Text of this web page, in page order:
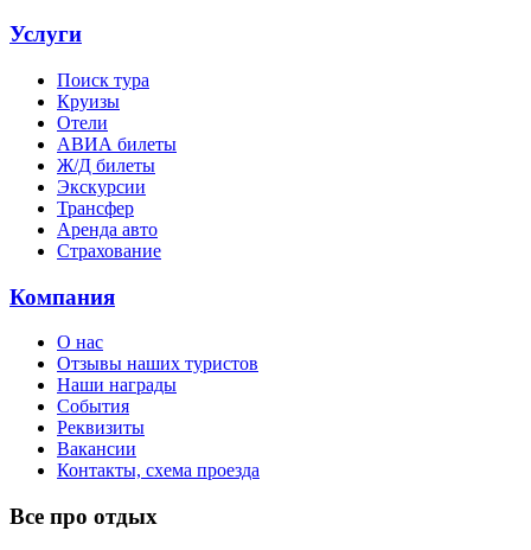
Услуги
Поиск тура
Круизы
Отели
АВИА билеты
Ж/Д билеты
Экскурсии
Трансфер
Аренда авто
Страхование
Компания
О нас
Отзывы наших туристов
Наши награды
События
Реквизиты
Вакансии
Контакты, схема проезда
Все про отдых